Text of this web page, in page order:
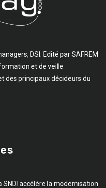
DSI. Edité par SAFREM
et de veille
des principaux décideurs du
SNDI accélère la modernisation